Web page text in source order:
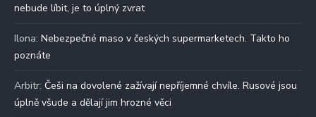
nebude líbit, je to úplný zvrat
Ilona: Nebezpečné maso v českých supermarketech. Takto ho
poznáte
Arbitr: Češi na dovolené zažívají nepříjemné chvíle. Rusové jsou
úplně všude a dělají jim hrozné věci